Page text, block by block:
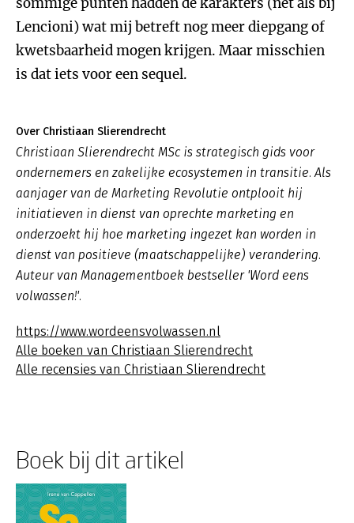
Lencioni) wat mij betreft nog meer diepgang of
kwetsbaarheid mogen krijgen. Maar misschien
is dat iets voor een sequel.
Over Christiaan Slierendrecht
Christiaan Slierendrecht MSc is strategisch gids voor
ondernemers en zakelijke ecosystemen in transitie. Als
aanjager van de Marketing Revolutie ontplooit hij
initiatieven in dienst van oprechte marketing en
onderzoekt hij hoe marketing ingezet kan worden in
dienst van positieve (maatschappelijke) verandering.
Auteur van Managementboek bestseller 'Word eens
volwassen!'.
https://www.wordeensvolwassen.nl
Alle boeken van Christiaan Slierendrecht
Alle recensies van Christiaan Slierendrecht
Boek bij dit artikel